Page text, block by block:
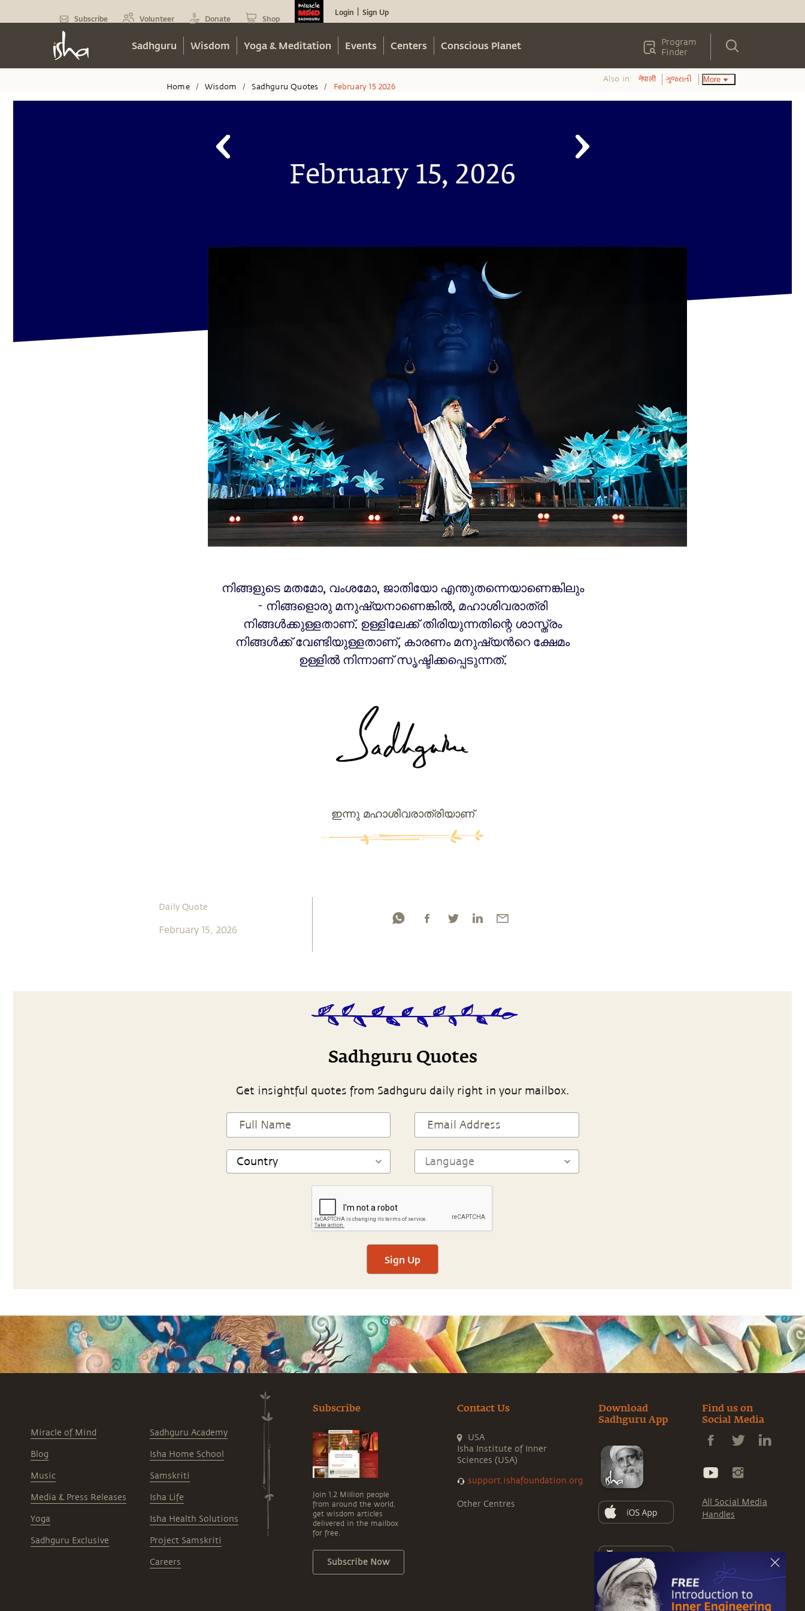
Subscribe Volunteer Donate Shop
Login Sign Up
Sadhguru Wisdom Yoga & Meditation Events Centers Conscious Planet
Program
Finder
Home / Wisdom / Sadhguru Quotes / February 15 2026
Also in: नेपाली ગુજરાતી More
February 15, 2026
നിങ്ങളുടെ മതമോ, വംശമോ, ജാതിയോ എന്തുതന്നെയാണെങ്കിലും
- നിങ്ങളൊരു മനുഷ്യനാണെങ്കിൽ, മഹാശിവരാത്രി
നിങ്ങൾക്കുള്ളതാണ്. ഉള്ളിലേക്ക് തിരിയുന്നതിന്റെ ശാസ്ത്രം
നിങ്ങൾക്ക് വേണ്ടിയുള്ളതാണ്, കാരണം മനുഷ്യൻറെ ക്ഷേമം
ഉള്ളിൽ നിന്നാണ് സൃഷ്ടിക്കപ്പെടുന്നത്.
ഇന്നു മഹാശിവരാത്രിയാണ്
Daily Quote
February 15, 2026
Sadhguru Quotes
Get insightful quotes from Sadhguru daily right in your mailbox.
Sign Up
Miracle of Mind
Blog
Music
Media & Press Releases
Yoga
Sadhguru Exclusive
Sadhguru Academy
Isha Home School
Samskriti
Isha Life
Isha Health Solutions
Project Samskriti
Careers
Subscribe
Join 1.2 Million people
from around the world,
get wisdom articles
delivered in the mailbox
for free.
Subscribe Now
Contact Us
USA
Isha Institute of Inner
Sciences (USA)
support.ishafoundation.org
Other Centres
Download
Sadhguru App
Find us on
Social Media
All Social Media
Handles